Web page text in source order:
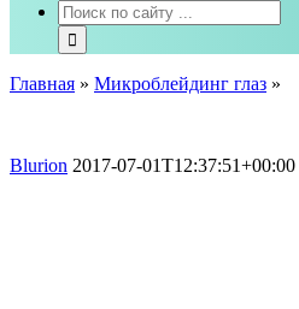
Главная » Микроблейдинг глаз »
Blurion 2017-07-01T12:37:51+00:00